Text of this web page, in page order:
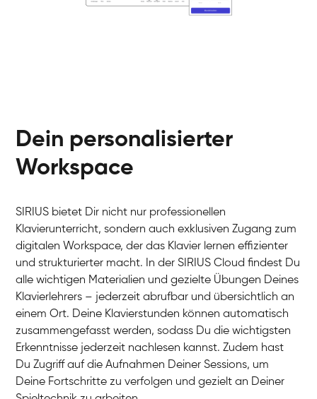
Klavier / Piano / Flügel
Klavier / Piano / Flügel
Hannes
Klavier / Piano / Flügel
Klavier / Piano / Flügel
Dein personalisierter
Workspace
SIRIUS bietet Dir nicht nur professionellen
Klavierunterricht, sondern auch exklusiven Zugang zum
digitalen Workspace, der das Klavier lernen effizienter
und strukturierter macht. In der SIRIUS Cloud findest Du
alle wichtigen Materialien und gezielte Übungen Deines
Klavierlehrers – jederzeit abrufbar und übersichtlich an
einem Ort. Deine Klavierstunden können automatisch
zusammengefasst werden, sodass Du die wichtigsten
Erkenntnisse jederzeit nachlesen kannst. Zudem hast
Du Zugriff auf die Aufnahmen Deiner Sessions, um
Deine Fortschritte zu verfolgen und gezielt an Deiner